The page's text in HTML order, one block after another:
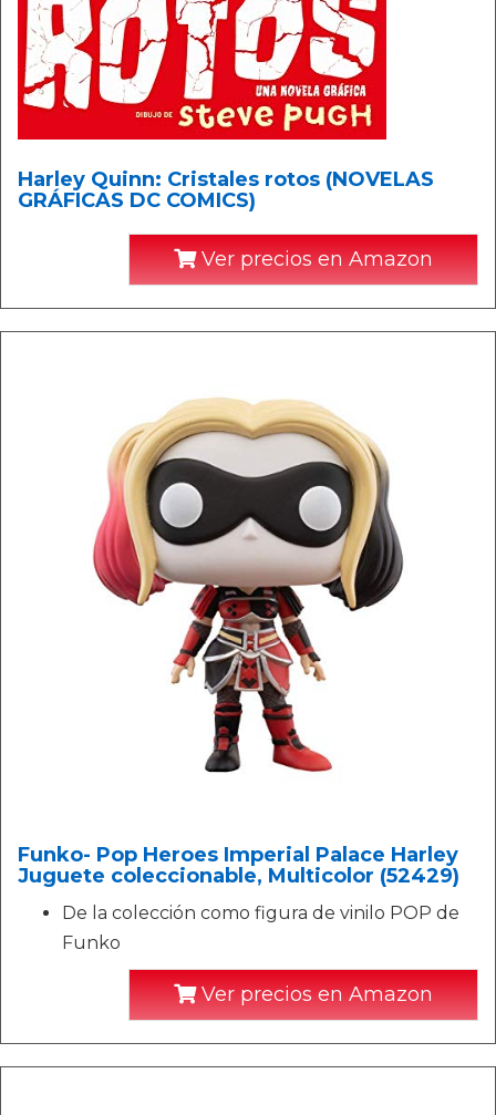
Harley Quinn: Cristales rotos (NOVELAS
GRÁFICAS DC COMICS)
Ver precios en Amazon
Funko- Pop Heroes Imperial Palace Harley
Juguete coleccionable, Multicolor (52429)
De la colección como figura de vinilo POP de
Funko
Ver precios en Amazon